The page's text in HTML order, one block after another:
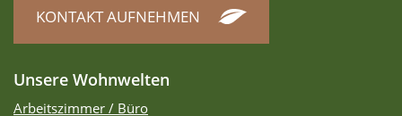
KONTAKT AUFNEHMEN
Unsere Wohnwelten
Arbeitszimmer / Büro